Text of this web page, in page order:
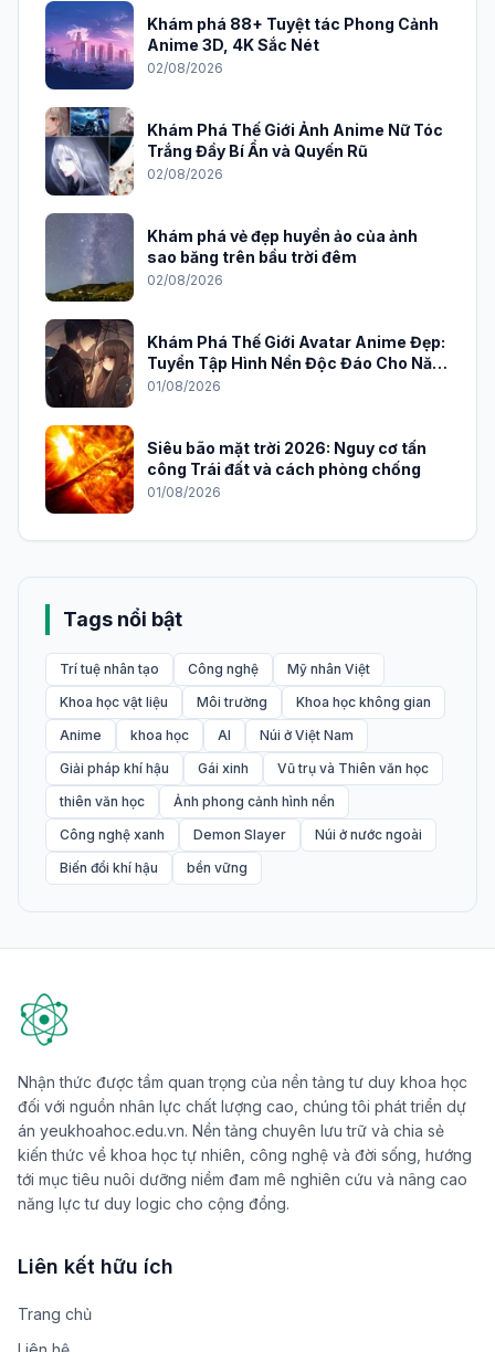
Khám phá 88+ Tuyệt tác Phong Cảnh
Anime 3D, 4K Sắc Nét
02/08/2026
Khám Phá Thế Giới Ảnh Anime Nữ Tóc
Trắng Đầy Bí Ẩn và Quyến Rũ
02/08/2026
Khám phá vẻ đẹp huyền ảo của ảnh
sao băng trên bầu trời đêm
02/08/2026
Khám Phá Thế Giới Avatar Anime Đẹp:
Tuyển Tập Hình Nền Độc Đáo Cho Năm
2026
01/08/2026
Siêu bão mặt trời 2026: Nguy cơ tấn
công Trái đất và cách phòng chống
01/08/2026
Tags nổi bật
Trí tuệ nhân tạo Công nghệ
Mỹ nhân Việt
Khoa học vật liệu
Môi trường
Khoa học không gian
Anime
khoa học AI
Núi ở Việt Nam
Giải pháp khí hậu
Gái xinh
Vũ trụ và Thiên văn học
thiên văn học
Ảnh phong cảnh hình nền
Công nghệ xanh
Demon Slayer
Núi ở nước ngoài
Biến đổi khí hậu
bền vững
Nhận thức được tầm quan trọng của nền tảng tư duy khoa học
đối với nguồn nhân lực chất lượng cao, chúng tôi phát triển dự
án yeukhoahoc.edu.vn. Nền tảng chuyên lưu trữ và chia sẻ
kiến thức về khoa học tự nhiên, công nghệ và đời sống, hướng
tới mục tiêu nuôi dưỡng niềm đam mê nghiên cứu và nâng cao
năng lực tư duy logic cho cộng đồng.
Liên kết hữu ích
Trang chủ